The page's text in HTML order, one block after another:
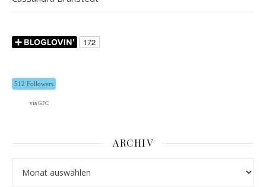
512 Followers
via GFC
ARCHIV